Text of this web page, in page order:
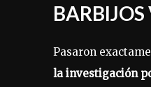
Pasaron
la investigación